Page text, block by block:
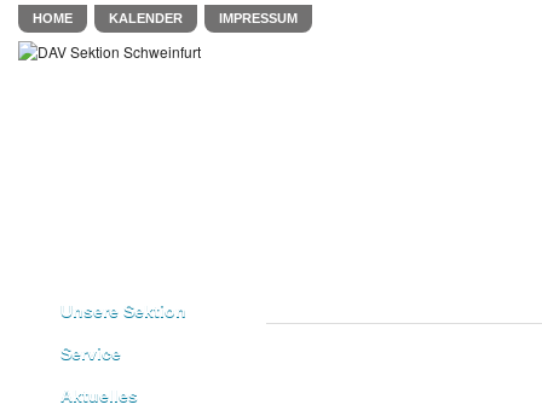
HOME KALENDER IMPRESSUM
Unsere Sektion
Service
Aktuelles